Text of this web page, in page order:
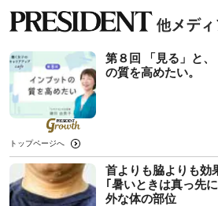
第８回 「見る」と
の質を高めたい。
トップページへ
首よりも脇よりも
｢暑いときは真っ先
外な体の部位